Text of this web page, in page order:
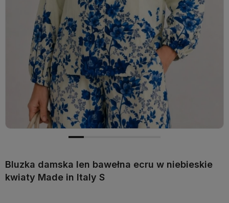
Bluzka damska len bawełna ecru w niebieskie
kwiaty Made in Italy S